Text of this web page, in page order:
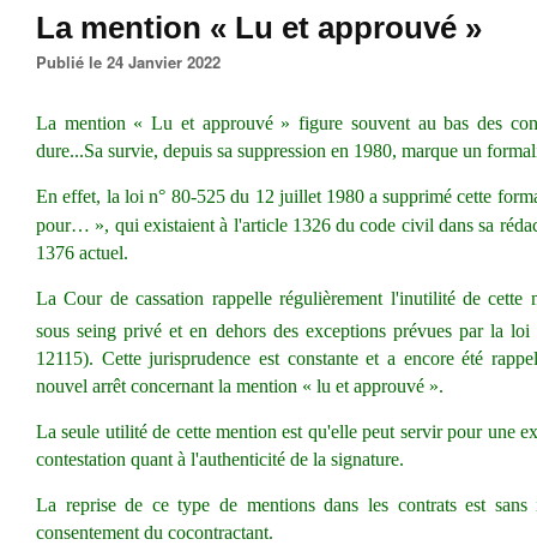
La mention « Lu et approuvé »
Publié le 24 Janvier 2022
La mention « Lu et approuvé » figure souvent au bas des
dure...Sa survie, depuis sa suppression en 1980, marque un
En effet, la loi n° 80-525 du 12 juillet 1980 a supprimé cette
pour… », qui existaient à l'article 1326 du code civil dans sa
1376 actuel.
La Cour de cassation rappelle régulièrement l'inutilité de cette
sous seing privéet en dehors des exceptions prévues par la loi
12115). Cette jurisprudence est constante et a encore été
nouvel arrêt concernant la mention « lu et approuvé ».
La seule utilité de cette mention est qu'elle peut servir pour une
contestation quant à l'authenticité de la signature.
La reprise de ce type de mentions dans les contrats est
consentement du cocontractant.